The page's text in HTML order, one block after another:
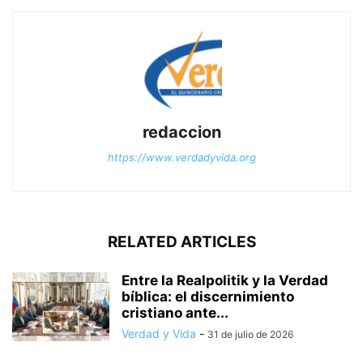
redaccion
https://www.verdadyvida.org
RELATED ARTICLES
Entre la Realpolitik y la Verdad
bíblica: el discernimiento
cristiano ante...
Verdad y Vida - 31 de julio de 2026